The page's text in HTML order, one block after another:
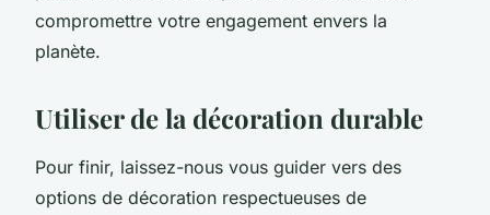
compromettre votre engagement envers la
planète.
Utiliser de la décoration durable
Pour finir, laissez-nous vous guider vers des
options de décoration respectueuses de